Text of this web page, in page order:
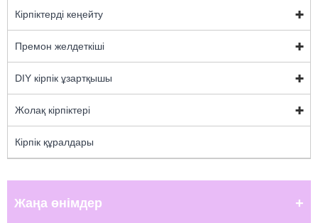
Кірпіктерді кеңейту
Премон желдеткіші
DIY кірпік ұзартқышы
Жолақ кірпіктері
Кірпік құралдары
Жаңа өнімдер